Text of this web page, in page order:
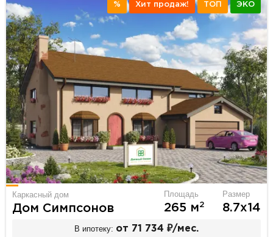
% Хит продаж! ТОП ЭКО
Каркасный дом
Дом Симпсонов
Площадь
265 м2
Размер
8.7х14
В ипотеку: от 71 734 ₽/мес.